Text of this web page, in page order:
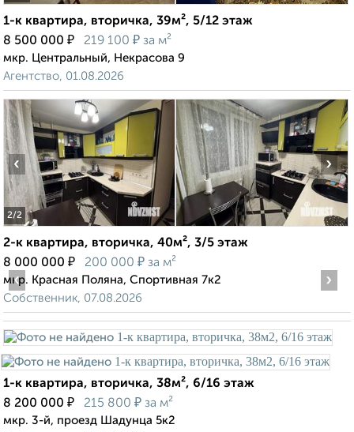
1-к квартира, вторичка, 39м², 5/12 этаж
8 500 000 ₽ 219 100 ₽ за м²
мкр. Центральный, Некрасова 9
Агентство, 01.08.2026
2/2
‹ ›
2-к квартира, вторичка, 40м², 3/5 этаж
8 000 000 ₽ 200 000 ₽ за м²
мкр. Красная Поляна, Спортивная 7к2
Собственник, 07.08.2026
‹ ›
1-к квартира, вторичка, 38м², 6/16 этаж
8 200 000 ₽ 215 800 ₽ за м²
мкр. 3-й, проезд Шадунца 5к2